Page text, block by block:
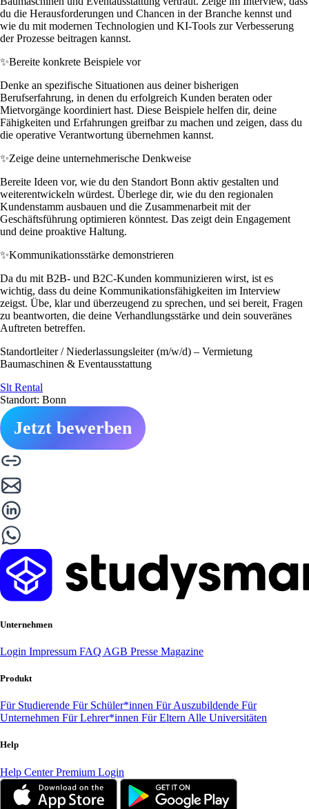
du die Herausforderungen und Chancen in der Branche kennst und
wie du mit modernen Technologien und KI-Tools zur Verbesserung
der Prozesse beitragen kannst.
✨Bereite konkrete Beispiele vor
Denke an spezifische Situationen aus deiner bisherigen
Berufserfahrung, in denen du erfolgreich Kunden beraten oder
Mietvorgänge koordiniert hast. Diese Beispiele helfen dir, deine
Fähigkeiten und Erfahrungen greifbar zu machen und zeigen, dass du
die operative Verantwortung übernehmen kannst.
✨Zeige deine unternehmerische Denkweise
Bereite Ideen vor, wie du den Standort Bonn aktiv gestalten und
weiterentwickeln würdest. Überlege dir, wie du den regionalen
Kundenstamm ausbauen und die Zusammenarbeit mit der
Geschäftsführung optimieren könntest. Das zeigt dein Engagement
und deine proaktive Haltung.
✨Kommunikationsstärke demonstrieren
Da du mit B2B- und B2C-Kunden kommunizieren wirst, ist es
wichtig, dass du deine Kommunikationsfähigkeiten im Interview
zeigst. Übe, klar und überzeugend zu sprechen, und sei bereit, Fragen
zu beantworten, die deine Verhandlungsstärke und dein souveränes
Auftreten betreffen.
Standortleiter / Niederlassungsleiter (m/w/d) – Vermietung
Baumaschinen & Eventausstattung
Slt Rental
Standort: Bonn
Jetzt bewerben
Unternehmen
Login Impressum FAQ AGB Presse Magazine
Produkt
Für Studierende Für Schüler*innen Für Auszubildende Für
Unternehmen Für Lehrer*innen Für Eltern Alle Universitäten
Help
Help CenterPremium Login